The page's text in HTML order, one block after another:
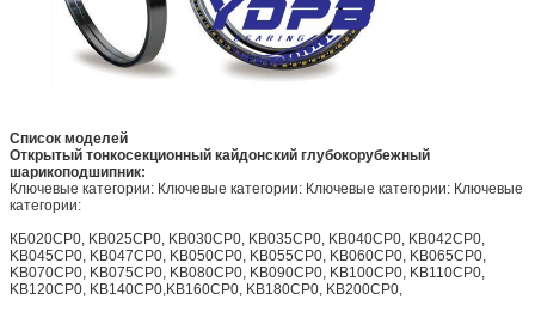
Список моделей
Открытый тонкосекционный кайдонский глубокорубежный
шарикоподшипник:
Ключевые категории: Ключевые категории: Ключевые категории: Ключевые
категории:
КБ020CP0, KB025CP0, KB030CP0, KB035CP0, KB040CP0, KB042CP0,
KB045CP0, KB047CP0, KB050CP0, KB055CP0, KB060CP0, KB065CP0,
KB070CP0, KB075CP0, KB080CP0, KB090CP0, KB100CP0, KB110CP0,
KB120CP0, KB140CP0,KB160CP0, KB180CP0, KB200CP0,